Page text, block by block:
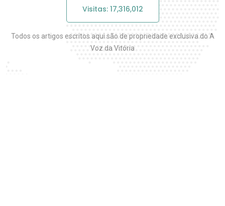
Visitas: 17,316,012
Todos os artigos escritos aqui são de propriedade exclusiva do A
Voz da Vitória